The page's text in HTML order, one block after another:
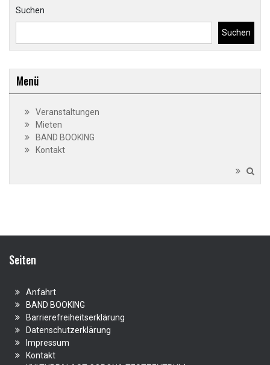
Suchen
Suchen
Menü
Veranstaltungen
Mieten
BAND BOOKING
Kontakt
Seiten
Anfahrt
BAND BOOKING
Barrierefreiheitserklärung
Datenschutzerklärung
Impressum
Kontakt